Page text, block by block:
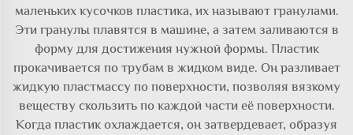
маленьких кусочков пластика, их называют гранулами.
Эти гранулы плавятся в машине, а затем заливаются в
форму для достижения нужной формы. Пластик
прокачивается по трубам в жидком виде. Он разливает
жидкую пластмассу по поверхности, позволяя вязкому
веществу скользить по каждой части её поверхности.
Когда пластик охлаждается, он затвердевает, образуя